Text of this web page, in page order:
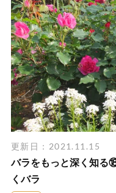
更新日：2021.11.15
バラをもっと深く知る
くバラ